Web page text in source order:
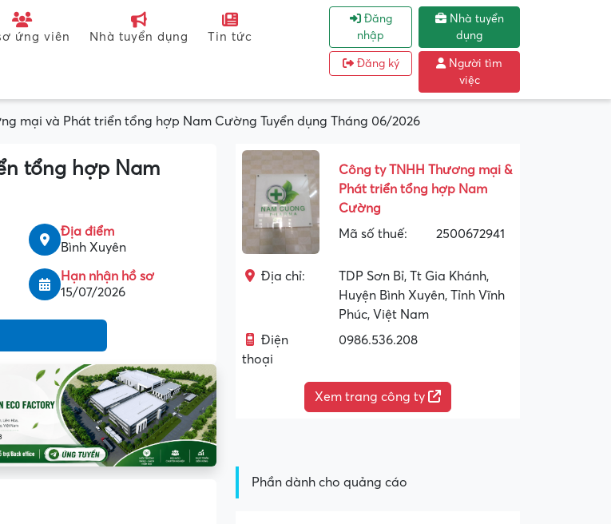
ứng viên Nhà tuyển dụng Tin tức
Đăng
nhập
Đăng ký
Nhà tuyển
dụng
Người tìm
việc
mại và Phát triển tổng hợp Nam Cường Tuyển dụng Tháng 06/2026
tổng hợp Nam
Địa điểm
Bình Xuyên
Hạn nhận hồ sơ
15/07/2026
Công ty TNHH Thương mại &
Phát triển tổng hợp Nam
Cường
Mã số thuế:
2500672941
Địa chỉ:
TDP Sơn Bỉ, Tt Gia Khánh,
Huyện Bình Xuyên, Tỉnh Vĩnh
Phúc, Việt Nam
Điện
thoại
0986.536.208
Xem trang công ty
Phần dành cho quảng cáo